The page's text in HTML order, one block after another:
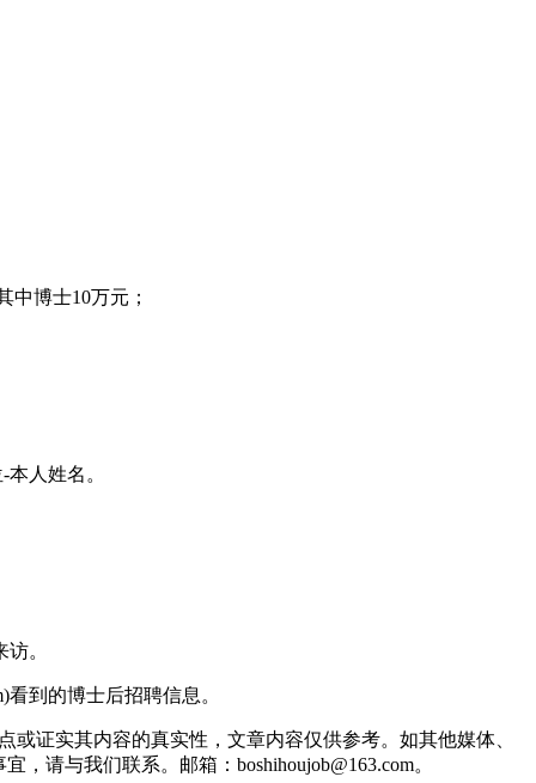
博士10万元；
人姓名。
。
到的博士后招聘信息。
证实其内容的真实性，文章内容仅供参考。如其他媒体、
请与我们联系。邮箱：boshihoujob@163.com。